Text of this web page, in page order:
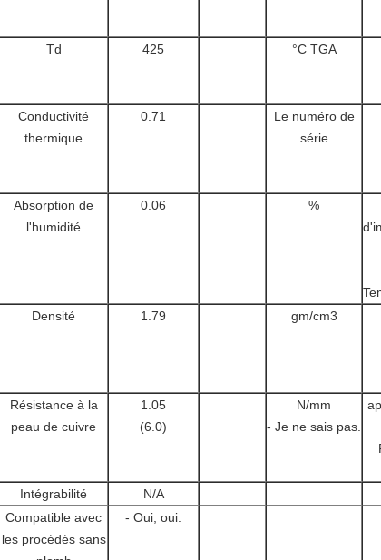
Td
425 °C TGA
Conductivité
thermique
0.71
Le numéro de
série
Absorption de
l'humidité
0.06 %
Densité 1.79 gm/cm3
Résistance à la
peau de cuivre
1.05
(6.0)
N/mm
- Je ne sais pas.
Intégrabilité
N/A
Compatible avec
les procédés sans
- Oui, oui.